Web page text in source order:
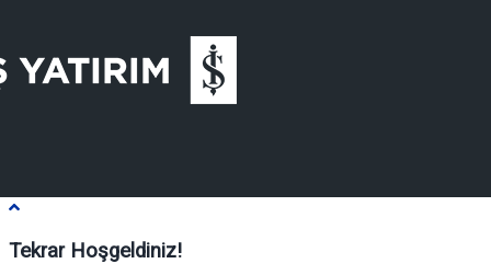
Tekrar Hoşgeldiniz!